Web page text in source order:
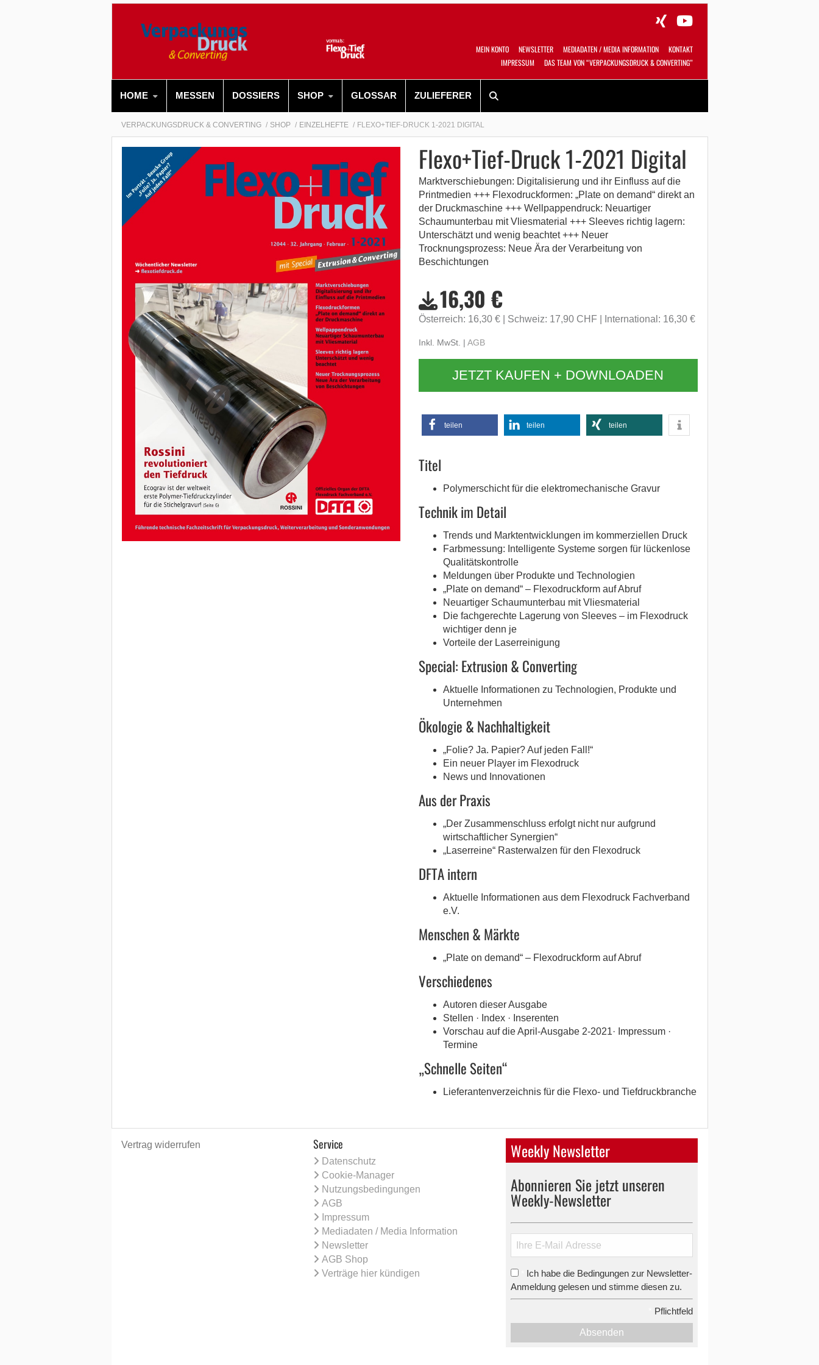
MEIN KONTO NEWSLETTER MEDIADATEN / MEDIA INFORMATION
KONTAKT
IMPRESSUM
DAS TEAM VON “VERPACKUNGSDRUCK & CONVERTING”
HOME MESSEN DOSSIERS SHOP GLOSSAR ZULIEFERER
VERPACKUNGSDRUCK & CONVERTING SHOP EINZELHEFTE FLEXO+TIEF-DRUCK 1-2021 DIGITAL
Flexo+Tief-Druck 1-2021 Digital
Marktverschiebungen: Digitalisierung und ihr Einfluss auf die
Printmedien +++ Flexodruckformen: „Plate on demand“ direkt an
der Druckmaschine +++ Wellpappendruck: Neuartiger
Schaumunterbau mit Vliesmaterial +++ Sleeves richtig lagern:
Unterschätzt und wenig beachtet +++ Neuer
Trocknungsprozess: Neue Ära der Verarbeitung von
Beschichtungen
16,30 €
Österreich: 16,30 € Schweiz: 17,90 CHF International: 16,30 €
Inkl. MwSt. | AGB
JETZT KAUFEN + DOWNLOADEN
teilen teilen teilen
Titel
Polymerschicht für die elektromechanische Gravur
Technik im Detail
Trends und Marktentwicklungen im kommerziellen Druck
Farbmessung: Intelligente Systeme sorgen für lückenlose
Qualitätskontrolle
Meldungen über Produkte und Technologien
„Plate on demand“ – Flexodruckform auf Abruf
Neuartiger Schaumunterbau mit Vliesmaterial
Die fachgerechte Lagerung von Sleeves – im Flexodruck
wichtiger denn je
Vorteile der Laserreinigung
Special: Extrusion & Converting
Aktuelle Informationen zu Technologien, Produkte und
Unternehmen
Ökologie & Nachhaltigkeit
„Folie? Ja. Papier? Auf jeden Fall!“
Ein neuer Player im Flexodruck
News und Innovationen
Aus der Praxis
„Der Zusammenschluss erfolgt nicht nur aufgrund
wirtschaftlicher Synergien“
„Laserreine“ Rasterwalzen für den Flexodruck
DFTA intern
Aktuelle Informationen aus dem Flexodruck Fachverband
e.V.
Menschen & Märkte
„Plate on demand“ – Flexodruckform auf Abruf
Verschiedenes
Autoren dieser Ausgabe
Stellen · Index · Inserenten
Vorschau auf die April-Ausgabe 2-2021· Impressum ·
Termine
„Schnelle Seiten“
Lieferantenverzeichnis für die Flexo- und Tiefdruckbranche
Vertrag widerrufen Service
Datenschutz
Cookie-Manager
Nutzungsbedingungen
AGB
Impressum
Mediadaten / Media Information
Newsletter
AGB Shop
Verträge hier kündigen
Weekly Newsletter
Abonnieren Sie jetzt unseren
Weekly-Newsletter
Ich habe die Bedingungen zur Newsletter-
Anmeldung gelesen und stimme diesen zu.
Pflichtfeld
Absenden